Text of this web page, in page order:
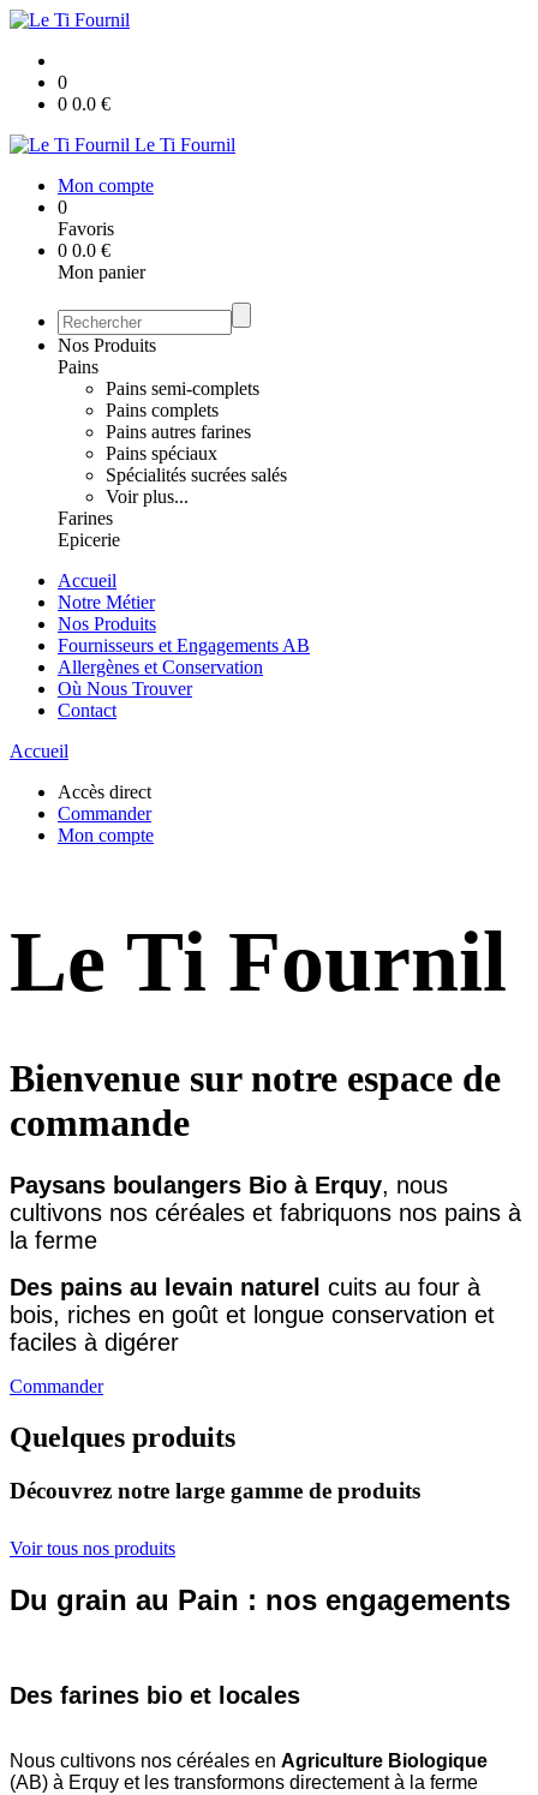
0
0 0.0 €
Le Ti Fournil
Mon compte
0
Favoris
0 0.0 €
Mon panier
Nos Produits
Pains
Pains semi-complets
Pains complets
Pains autres farines
Pains spéciaux
Spécialités sucrées salés
Voir plus...
Farines
Epicerie
Accueil
Notre Métier
Nos Produits
Fournisseurs et Engagements AB
Allergènes et Conservation
Où Nous Trouver
Contact
Accueil
Accès direct
Commander
Mon compte
Le Ti Fournil
Bienvenue sur notre espace de
commande
Paysans boulangers Bio à Erquy, nous
cultivons nos céréales et fabriquons nos pains à
la ferme
Des pains au levain naturel cuits au four à
bois, riches en goût et longue conservation et
faciles à digérer
Commander
Quelques produits
Découvrez notre large gamme de produits
Voir tous nos produits
Du grain au Pain : nos engagements
Des farines bio et locales
Nous cultivons nos céréales en Agriculture Biologique
(AB) à Erquy et les transformons directement à la ferme